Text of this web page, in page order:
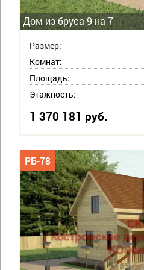
Дом из бруса 9 на 7
Размер:
Комнат:
Площадь:
Этажность:
1 370 181 руб.
РБ-78